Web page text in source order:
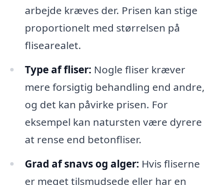
arbejde kræves der. Prisen kan stige
proportionelt med størrelsen på
flisearealet.
Type af fliser: Nogle fliser kræver
mere forsigtig behandling end andre,
og det kan påvirke prisen. For
eksempel kan natursten være dyrere
at rense end betonfliser.
Grad af snavs og alger: Hvis fliserne
er meget tilsmudsede eller har en